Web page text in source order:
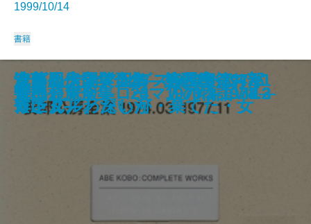
遠藤周作文学全集 第九巻 黄金
の国／薔薇の館 他
安部公房全集 27 1980.1-1984.1
1
ひらがな日本美術史3
漱石とその時代 第五部
遠藤周作文学全集 第八巻 母な
るもの／夫婦の一日 他
安部公房全集 26 1977.12-1980.
1
ナポリと南イタリアを歩く
明恵上人 愛蔵版
遠藤周作文学全集 第七巻 雲仙
／影法師／ユリアとよぶ女 他
遠藤周作文学全集 第六巻 アデ
ンまで／白い人／黄色い人 他
1999/10/14
書籍
安部公房全集 25 1974.3-1977.1
1
危機と克服―ローマ人の物語VIII―
遠藤周作文学全集 第五巻 おバ
カさん／わたしが・棄てた・女
安部公房全集 24 1973.3-1974.2
沈まぬ太陽〔五〕―会長室篇
〔下〕―
沈まぬ太陽〔四〕―会長室篇
〔上〕―
書に通ず
安部公房全集 23 1970.2-1973.3
遠藤周作文学全集 第四巻 スキ
ャンダル／深い河
ラビット・アングストローム4部
作I・II